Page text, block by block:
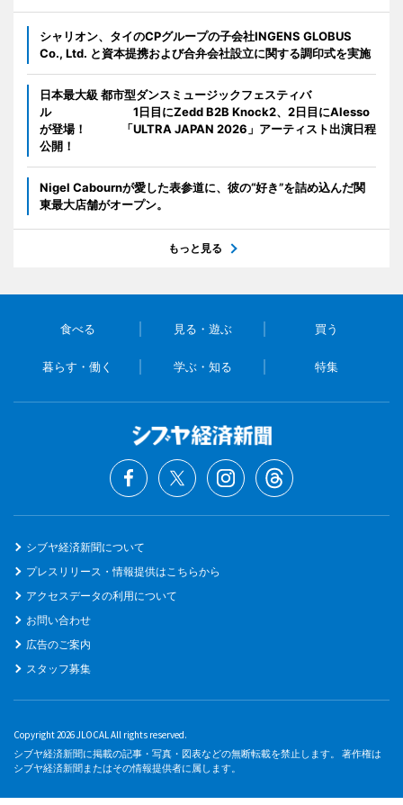
シャリオン、タイのCPグループの子会社INGENS GLOBUS
Co., Ltd. と資本提携および合弁会社設立に関する調印式を実施
日本最大級 都市型ダンスミュージックフェスティバ
ル 1日目にZedd B2B Knock2、2日目にAlesso
が登場！ 「ULTRA JAPAN 2026」アーティスト出演日程
公開！
Nigel Cabournが愛した表参道に、彼の“好き”を詰め込んだ関
東最大店舗がオープン。
もっと見る
食べる 見る・遊ぶ 買う
暮らす・働く 学ぶ・知る 特集
シブヤ経済新聞について
プレスリリース・情報提供はこちらから
アクセスデータの利用について
お問い合わせ
広告のご案内
スタッフ募集
Copyright 2026 JLOCAL All rights reserved.
シブヤ経済新聞に掲載の記事・写真・図表などの無断転載を禁止します。 著作権は
シブヤ経済新聞またはその情報提供者に属します。